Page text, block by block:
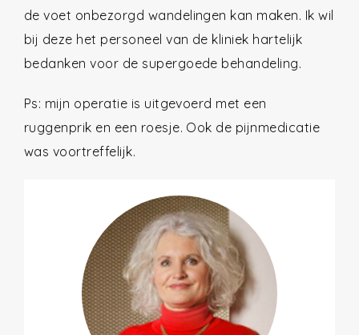
de voet onbezorgd wandelingen kan maken. Ik wil
bij deze het personeel van de kliniek hartelijk
bedanken voor de supergoede behandeling.
Ps: mijn operatie is uitgevoerd met een
ruggenprik en een roesje. Ook de pijnmedicatie
was voortreffelijk.